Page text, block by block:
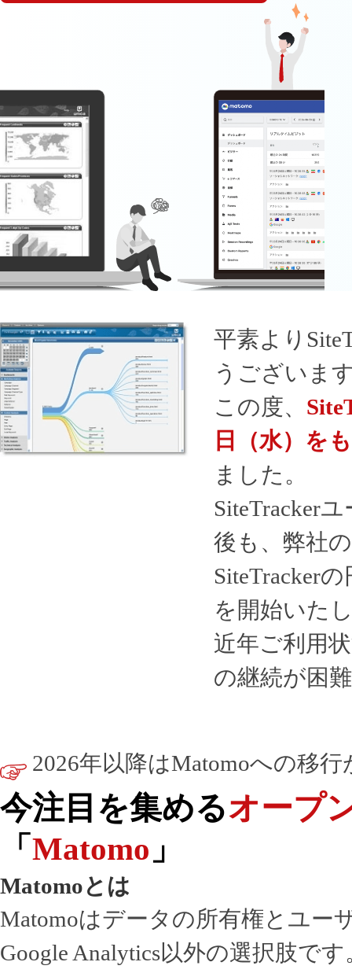
平素より
うございま
この度、
日（水）を
ました。
SiteTracker
後も、弊社
SiteTracker
を開始いた
近年ご利用
の継続が困
2026年以降はMatomoへの移
今注目を集めるオープ
「 Matomo 」
Matomoとは
Matomoはデータの所有権とユー
Google Analytics以外の選択肢です